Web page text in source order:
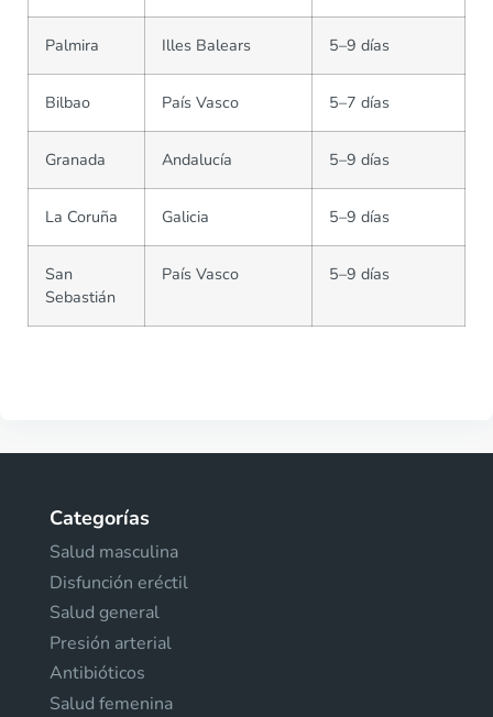
Palmira Illes Balears 5–9 días
Bilbao País Vasco 5–7 días
Granada Andalucía 5–9 días
La Coruña Galicia 5–9 días
San
Sebastián
País Vasco 5–9 días
Categorías
Salud masculina
Disfunción eréctil
Salud general
Presión arterial
Antibióticos
Salud femenina